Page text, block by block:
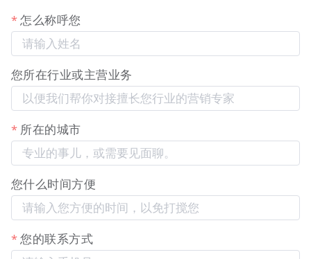
图示：知识体系架构设计后台，用于构建和管理问答
的多级分类树，确保知识结构清晰有序。
【分类创建/编辑弹窗】
怎么称呼您
您所在行业或主营业务
所在的城市
您什么时间方便
您的联系方式